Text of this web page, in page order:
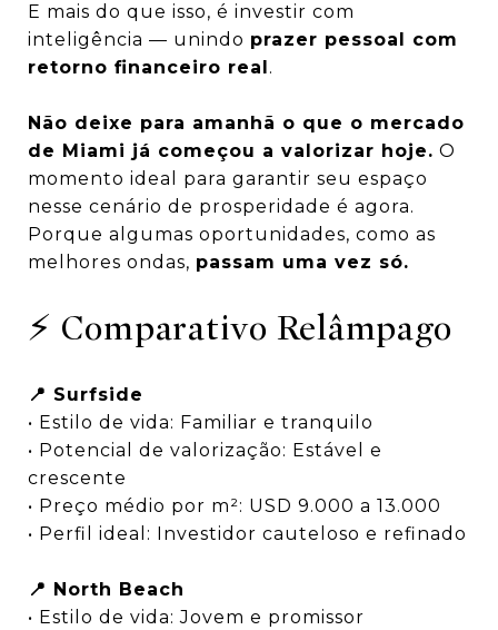
E mais do que isso, é investir com
inteligência — unindo prazer pessoal com
retorno financeiro real.
Não deixe para amanhã o que o mercado
de Miami já começou a valorizar hoje. O
momento ideal para garantir seu espaço
nesse cenário de prosperidade é agora.
Porque algumas oportunidades, como as
melhores ondas, passam uma vez só.
⚡ Comparativo Relâmpago
📍 Surfside
• Estilo de vida: Familiar e tranquilo
• Potencial de valorização: Estável e
crescente
• Preço médio por m²: USD 9.000 a 13.000
• Perfil ideal: Investidor cauteloso e refinado
📍 North Beach
• Estilo de vida: Jovem e promissor